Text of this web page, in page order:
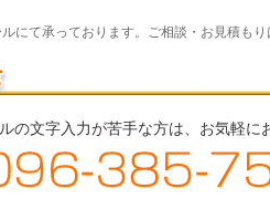
にて承っております。ご相談・お見積も
の文字入力が苦手な方は、お気軽に